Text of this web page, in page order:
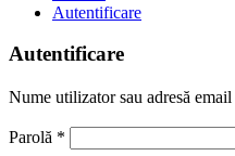
Autentificare
Autentificare
Nume utilizator sau adresă email
Parolă *